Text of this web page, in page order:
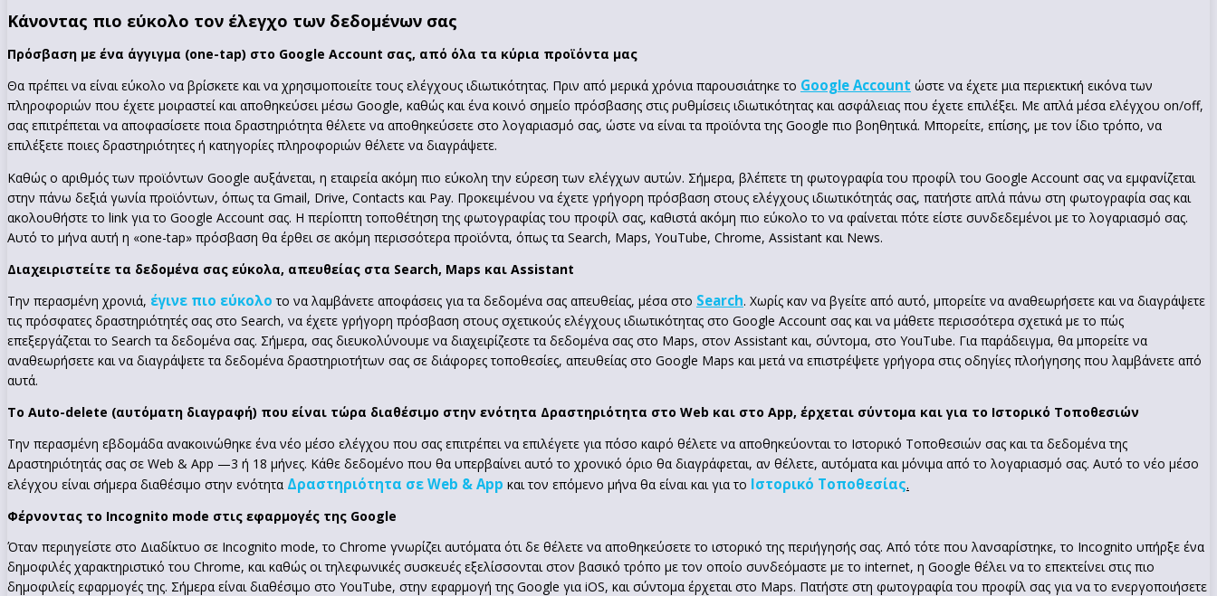
Κάνοντας πιο εύκολο τον έλεγχο των δεδομένων σας
Πρόσβαση με ένα άγγιγμα (one-tap) στο Google Account σας, από όλα τα κύρια προϊόντα μας
Θα πρέπει να είναι εύκολο να βρίσκετε και να χρησιμοποιείτε τους ελέγχους ιδιωτικότητας. Πριν από μερικά χρόνια παρουσιάτηκε το Google Account ώστε να έχετε μια περιεκτική εικόνα των
πληροφοριών που έχετε μοιραστεί και αποθηκεύσει μέσω Google, καθώς και ένα κοινό σημείο πρόσβασης στις ρυθμίσεις ιδιωτικότητας και ασφάλειας που έχετε επιλέξει. Με απλά μέσα ελέγχου on/off,
σας επιτρέπεται να αποφασίσετε ποια δραστηριότητα θέλετε να αποθηκεύσετε στο λογαριασμό σας, ώστε να είναι τα προϊόντα της Google πιο βοηθητικά. Μπορείτε, επίσης, με τον ίδιο τρόπο, να
επιλέξετε ποιες δραστηριότητες ή κατηγορίες πληροφοριών θέλετε να διαγράψετε.
Καθώς ο αριθμός των προϊόντων Google αυξάνεται, η εταιρεία ακόμη πιο εύκολη την εύρεση των ελέγχων αυτών. Σήμερα, βλέπετε τη φωτογραφία του προφίλ του Google Account σας να εμφανίζεται
στην πάνω δεξιά γωνία προϊόντων, όπως τα Gmail, Drive, Contacts και Pay. Προκειμένου να έχετε γρήγορη πρόσβαση στους ελέγχους ιδιωτικότητάς σας, πατήστε απλά πάνω στη φωτογραφία σας και
ακολουθήστε το link για το Google Account σας. Η περίοπτη τοποθέτηση της φωτογραφίας του προφίλ σας, καθιστά ακόμη πιο εύκολο το να φαίνεται πότε είστε συνδεδεμένοι με το λογαριασμό σας.
Αυτό το μήνα αυτή η «one-tap» πρόσβαση θα έρθει σε ακόμη περισσότερα προϊόντα, όπως τα Search, Maps, YouTube, Chrome, Assistant και News.
Διαχειριστείτε τα δεδομένα σας εύκολα, απευθείας στα Search, Maps και Assistant
Την περασμένη χρονιά, έγινε πιο εύκολο το να λαμβάνετε αποφάσεις για τα δεδομένα σας απευθείας, μέσα στο Search. Χωρίς καν να βγείτε από αυτό, μπορείτε να αναθεωρήσετε και να διαγράψετε
τις πρόσφατες δραστηριότητές σας στο Search, να έχετε γρήγορη πρόσβαση στους σχετικούς ελέγχους ιδιωτικότητας στο Google Account σας και να μάθετε περισσότερα σχετικά με το πώς
επεξεργάζεται το Search τα δεδομένα σας. Σήμερα, σας διευκολύνουμε να διαχειρίζεστε τα δεδομένα σας στο Maps, στον Assistant και, σύντομα, στο YouTube. Για παράδειγμα, θα μπορείτε να
αναθεωρήσετε και να διαγράψετε τα δεδομένα δραστηριοτήτων σας σε διάφορες τοποθεσίες, απευθείας στο Google Maps και μετά να επιστρέψετε γρήγορα στις οδηγίες πλοήγησης που λαμβάνετε από
αυτά.
Το Auto-delete (αυτόματη διαγραφή) που είναι τώρα διαθέσιμο στην ενότητα Δραστηριότητα στο Web και στο App, έρχεται σύντομα και για το Ιστορικό Τοποθεσιών
Την περασμένη εβδομάδα ανακοινώθηκε ένα νέο μέσο ελέγχου που σας επιτρέπει να επιλέγετε για πόσο καιρό θέλετε να αποθηκεύονται το Ιστορικό Τοποθεσιών σας και τα δεδομένα της
Δραστηριότητάς σας σε Web & App —3 ή 18 μήνες. Κάθε δεδομένο που θα υπερβαίνει αυτό το χρονικό όριο θα διαγράφεται, αν θέλετε, αυτόματα και μόνιμα από το λογαριασμό σας. Αυτό το νέο μέσο
ελέγχου είναι σήμερα διαθέσιμο στην ενότητα Δραστηριότητα σε Web & App και τον επόμενο μήνα θα είναι και για το Ιστορικό Τοποθεσίας.
Φέρνοντας το Incognito mode στις εφαρμογές της Google
Όταν περιηγείστε στο Διαδίκτυο σε Incognito mode, το Chrome γνωρίζει αυτόματα ότι δε θέλετε να αποθηκεύσετε το ιστορικό της περιήγησής σας. Από τότε που λανσαρίστηκε, το Incognito υπήρξε ένα
δημοφιλές χαρακτηριστικό του Chrome, και καθώς οι τηλεφωνικές συσκευές εξελίσσονται στον βασικό τρόπο με τον οποίο συνδεόμαστε με το internet, η Google θέλει να το επεκτείνει στις πιο
δημοφιλείς εφαρμογές της. Σήμερα είναι διαθέσιμο στο YouTube, στην εφαρμογή της Google για iOS, και σύντομα έρχεται στο Maps. Πατήστε στη φωτογραφία του προφίλ σας για να το ενεργοποιήσετε